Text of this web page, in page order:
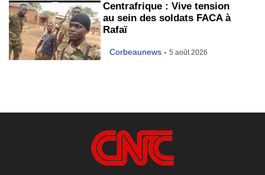
Centrafrique : Vive tension
au sein des soldats FACA à
Rafaï
Corbeaunews - 5 août 2026